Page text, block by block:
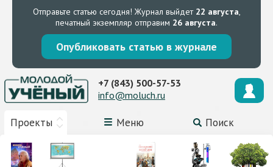
Отправьте статью сегодня! Журнал выйдет 22 августа,
печатный экземпляр отправим 26 августа.
Опубликовать статью в журнале
Проекты Меню Поиск
+7 (843) 500-57-53
info@moluch.ru